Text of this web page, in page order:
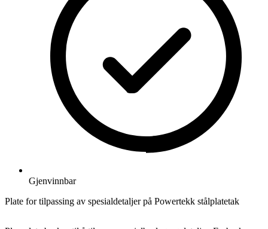
Gjenvinnbar
Plate for tilpassing av spesialdetaljer på Powertekk stålplatetak